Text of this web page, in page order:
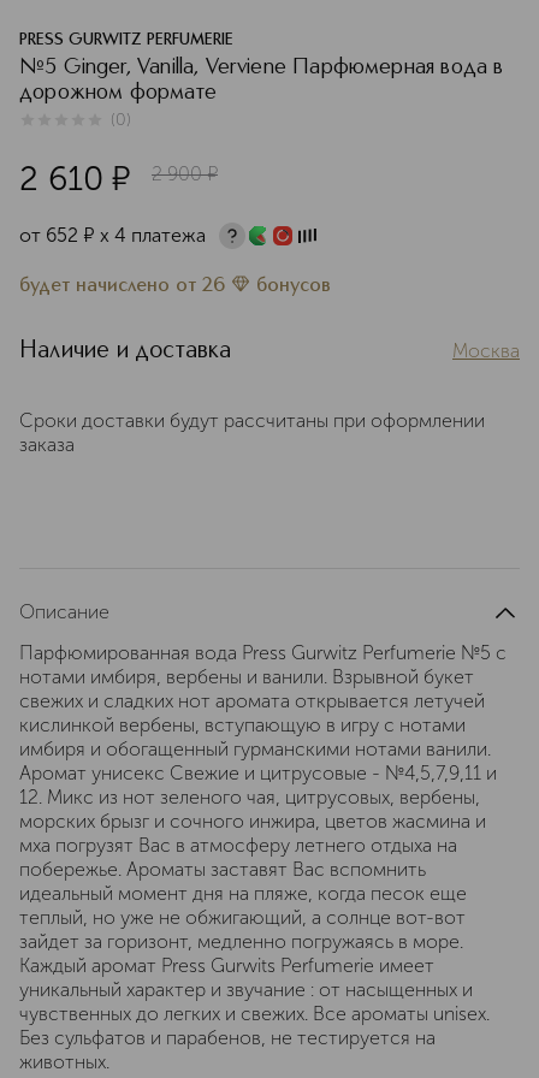
PRESS GURWITZ PERFUMERIE
№5 Ginger, Vanilla, Verviene Парфюмерная вода в
дорожном формате
(0)
2 610 ¤ 2 900 ¤
от 652 ¤ х 4 платежа
будет начислено от 26 бонусов
Наличие и доставка Москва
Сроки доставки будут рассчитаны при оформлении
заказа
Описание
Парфюмированная вода Press Gurwitz Perfumerie №5 c
нотами имбиря, вербены и ванили. Взрывной букет
свежих и сладких нот аромата открывается летучей
кислинкой вербены, вступающую в игру с нотами
имбиря и обогащенный гурманскими нотами ванили.
Аромат унисекс Свежие и цитрусовые - №4,5,7,9,11 и
12. Микс из нот зеленого чая, цитрусовых, вербены,
морских брызг и сочного инжира, цветов жасмина и
мха погрузят Вас в атмосферу летнего отдыха на
побережье. Ароматы заставят Вас вспомнить
идеальный момент дня на пляже, когда песок еще
теплый, но уже не обжигающий, а солнце вот-вот
зайдет за горизонт, медленно погружаясь в море.
Каждый аромат Press Gurwits Perfumerie имеет
уникальный характер и звучание : от насыщенных и
чувственных до легких и свежих. Все ароматы unisex.
Без сульфатов и парабенов, не тестируется на
животных.